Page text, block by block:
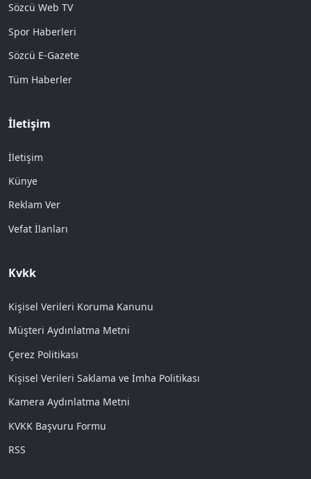
Sözcü Web TV
Spor Haberleri
Sözcü E-Gazete
Tüm Haberler
İletişim
İletişim
Künye
Reklam Ver
Vefat İlanları
Kvkk
Kişisel Verileri Koruma Kanunu
Müşteri Aydınlatma Metni
Çerez Politikası
Kişisel Verileri Saklama ve İmha Politikası
Kamera Aydınlatma Metni
KVKK Başvuru Formu
RSS